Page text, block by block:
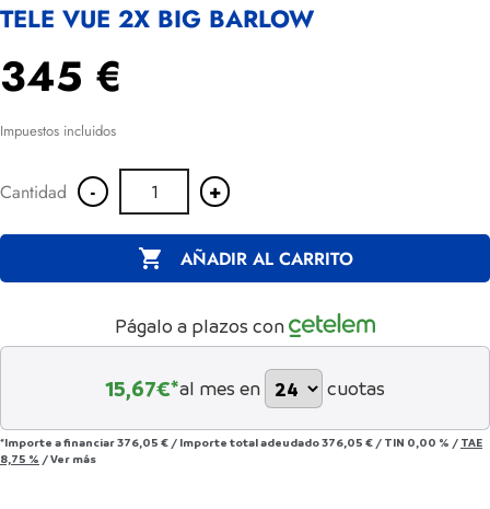
TELE VUE 2X BIG BARLOW
345 €
Impuestos incluidos
Cantidad - +
 AÑADIR AL CARRITO
Págalo a plazos con
15,67€*al mes en cuotas
*Importe a financiar376,05 € / Importe total adeudado376,05 € / TIN 0,00 % / TAE
8,75 % /Ver más